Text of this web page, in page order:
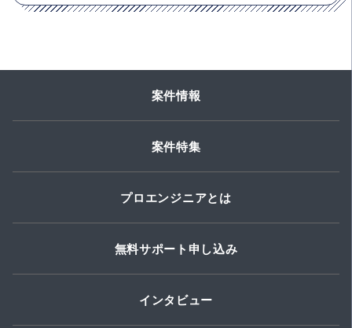
案件情報
案件特集
プロエンジニアとは
無料サポート申し込み
インタビュー